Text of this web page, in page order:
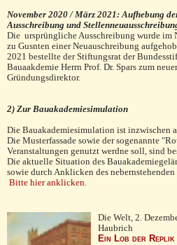
November 2020 / März 2021: Aufhebung
Ausschreibung und
Die ursprüngliche Ausschreibung wurde im
zu Gusnten einer Neuauschreibung
2021 bestellte der Stiftungsrat der
Bauaakdemie Herrn Prof. Dr. Spars zum
Gründungsdirektor.
2) Zur Bauakademiesimulation
Die Bauakademiesimulation ist inzwischen
Die Musterfassade sowie der sogenannte
Veranstaltungen genutzt werdne soll, sind
Die aktuelle Situation des
sowie durch Anklicken des
Bitte hier anklicken.
Die Welt, 2.
Haubrich
Ein Lob der Replik